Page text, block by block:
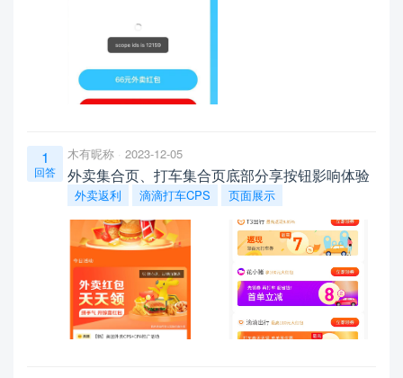
1
回答
木有昵称 2023-12-05
外卖集合页、打车集合页底部分享按钮影响体验
外卖返利 滴滴打车CPS 页面展示